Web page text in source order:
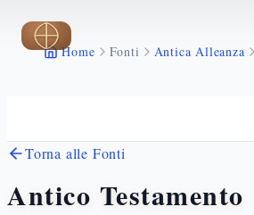
Vai al contenuto principale
Home Fonti Antica Alleanza
Torna alle Fonti
Antico Testamento